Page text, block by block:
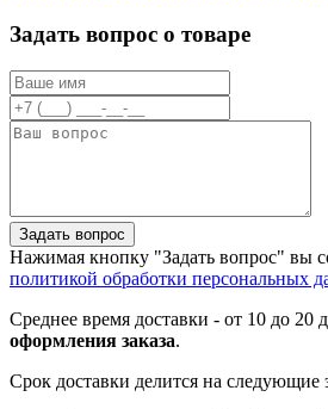
Задать вопрос о товаре
Задать вопрос
Нажимая кнопку "Задать вопрос" вы
политикой обработки персональных
Среднее время доставки - от 10 до 20
оформления заказа.
Срок доставки делится на следующие